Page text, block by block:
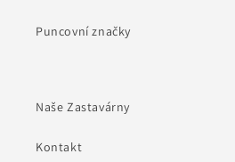
Puncovní značky
Naše Zastavárny
Kontakt